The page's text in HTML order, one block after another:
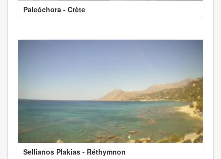
Paleóchora - Crète
Sellianos Plakias - Réthymnon